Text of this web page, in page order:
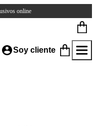
online
Soy cliente